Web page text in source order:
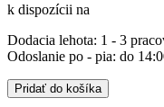
k dispozícii na
Dodacia lehota: 1 - 3
Odoslanie po - pia: do
Pridať do košíka